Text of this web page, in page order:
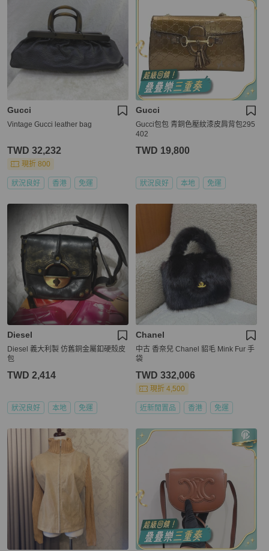
Gucci
Vintage Gucci leather bag
TWD 32,232
現折 800
狀況良好 香港 免運
Gucci
Gucci包包 青銅色壓紋漆皮肩背包295
402
TWD 19,800
狀況良好 本地 免運
Diesel
Diesel 義大利製 仿舊銅金屬釦硬殼皮
包
TWD 2,414
狀況良好 本地 免運
Chanel
中古 香奈兒 Chanel 貂毛 Mink Fur 手
袋
TWD 332,006
現折 4,500
近新閒置品 香港 免運